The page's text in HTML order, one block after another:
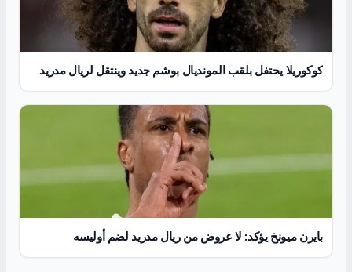
كوكوريلا يحتفل بلقب المونديال بوشم جديد وينتقل لريال مدريد
بايرن ميونخ يؤكد: لا عروض من ريال مدريد لضم أوليسه